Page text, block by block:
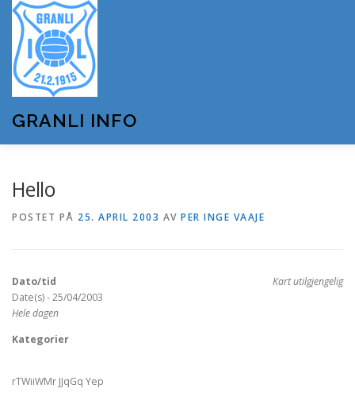
innhold
GRANLI INFO
OM GRANLI INFO
Hello
POSTET PÅ 25. APRIL 2003 AV PER INGE VAAJE
Kart utilgjengelig
Dato/tid
Date(s) - 25/04/2003
Hele dagen
Kategorier
rTWiiWMr JJqGq Yep